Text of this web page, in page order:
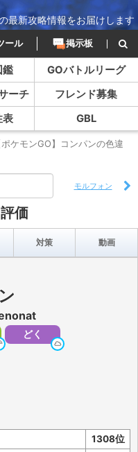
最新攻略情報をお届けします
ール 掲示板
鑑
GOバトルリーグ
ーチ
フレンド募集
表 GBL
ポケモンGO】コンパンの色違
モルフォン
価
対策 動画
どく
1308位